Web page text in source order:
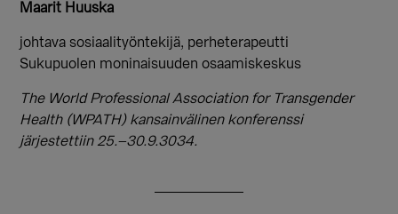
Maarit Huuska
johtava sosiaalityöntekijä, perheterapeutti
Sukupuolen moninaisuuden osaamiskeskus
The World Professional Association for Transgender
Health (WPATH) kansainvälinen konferenssi
järjestettiin 25.–30.9.3034.